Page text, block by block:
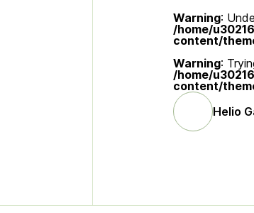
Warning:
/home/
content/
Warning:
/home/
content/
Helio